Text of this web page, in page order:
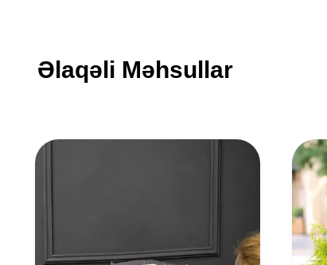
Əlaqəli Məhsullar